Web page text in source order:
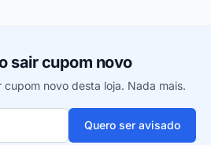
sair cupom novo
novo desta loja. Nada mais.
Quero ser avisado